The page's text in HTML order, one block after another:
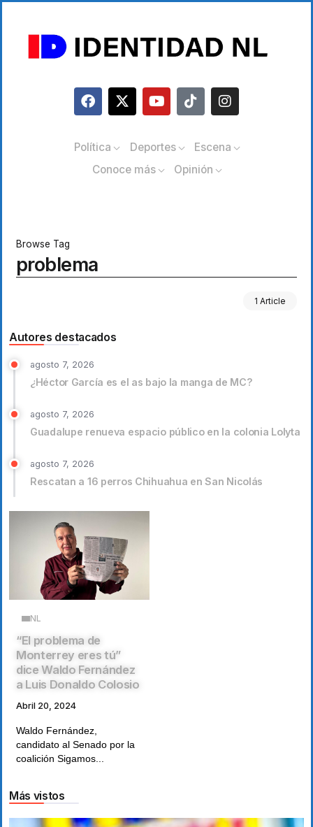
Política Deportes
Escena
Conoce más
Opinión
Browse Tag
problema
1 Article
Autores destacados
agosto 7, 2026
¿Héctor García es el as bajo la manga de MC?
agosto 7, 2026
Guadalupe renueva espacio público en la colonia Lolyta
agosto 7, 2026
Rescatan a 16 perros Chihuahua en San Nicolás
NL
“El problema de
Monterrey eres tú”
dice Waldo Fernández
a Luis Donaldo Colosio
Abril 20, 2024
Waldo Fernández,
candidato al Senado por la
coalición Sigamos...
Más vistos